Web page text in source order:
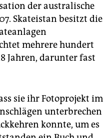
der australische
Skateistan besitzt die
mehrere hundert
Jahren, darunter fast
sie ihr Fotoprojekt im
unterbrechen
konnte, um es